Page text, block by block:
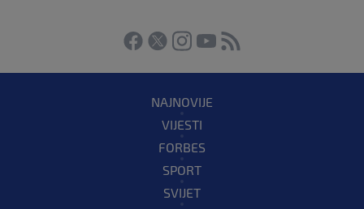
NAJNOVIJE
VIJESTI
FORBES
SPORT
SVIJET